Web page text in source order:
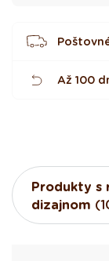
Až 100
Produkty s
dizajnom